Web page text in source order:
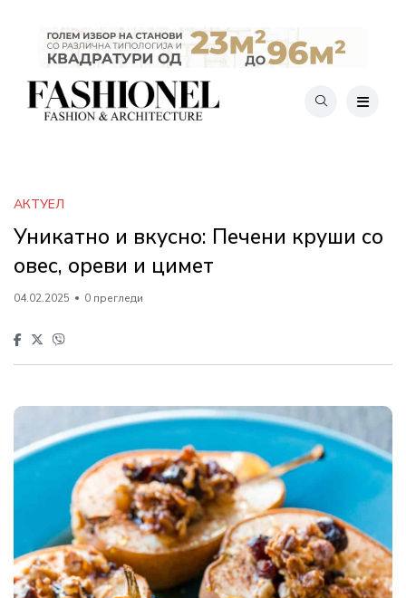
АКТУЕЛ
Уникатно и вкусно: Печени круши со
овес, ореви и цимет
04.02.2025 0 прегледи